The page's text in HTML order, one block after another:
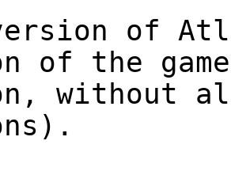
of
of the
without